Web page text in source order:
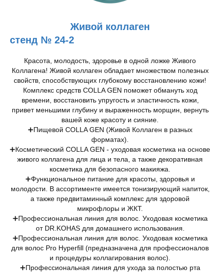
Живой коллаген
стенд № 24-2
Красота, молодость, здоровье в одной ложке Живого
Коллагена! Живой коллаген обладает множеством полезных
свойств, способствующих глубокому восстановлению кожи!
Комплекс средств COLLA GEN поможет обмануть ход
времени, восстановить упругость и эластичность кожи,
привет меньшими глубину и выраженность морщин, вернуть
вашей коже красоту и сияние.
➕Пищевой COLLA GEN (Живой Коллаген в разных
форматах).
➕Косметический COLLA GEN - уходовая косметика на основе
живого коллагена для лица и тела, а также декоративная
косметика для безопасного макияжа.
➕Функциональное питание для красоты, здоровья и
молодости. В ассортименте имеется тонизирующий напиток,
а также предвитаминный комплекс для здоровой
микрофлоры и ЖКТ.
➕Профессиональная линия для волос. Уходовая косметика
от DR.KOHAS для домашнего использования.
➕Профессиональная линия для волос. Уходовая косметика
для волос Pro Hyperfill (предназначена для профессионалов
и процедуры коллагирования волос).
➕Профессиональная линия для ухода за полостью рта